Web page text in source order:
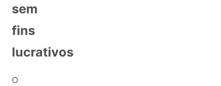
sem
fins
lucrativos
O